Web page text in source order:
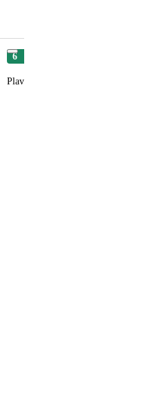
6
Plavba lodí je velice zajímavý "druh